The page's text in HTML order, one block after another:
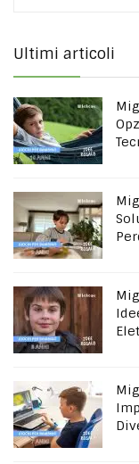
Ultimi articoli